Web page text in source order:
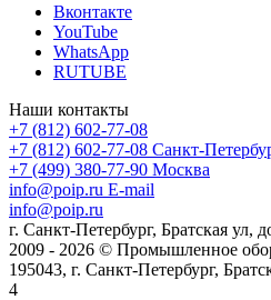
Вконтакте
YouTube
WhatsApp
RUTUBE
Наши контакты
+7 (812) 602-77-08
+7 (812) 602-77-08 Санкт-
+7 (499) 380-77-90 Москва
info@poip.ru E-mail
info@poip.ru
г. Санкт-Петербург, Братская ул,
2009 - 2026 © Промышленное
195043, г. Санкт-Петербург,
4